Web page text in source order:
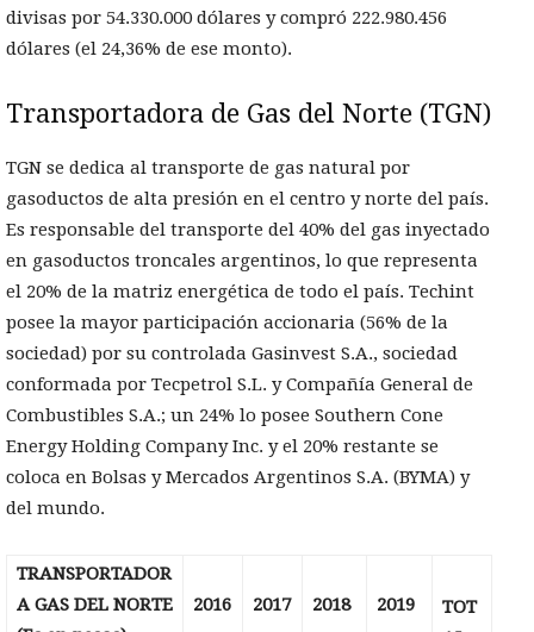
divisas por 54.330.000 dólares y compró 222.980.456
dólares (el 24,36% de ese monto).
Transportadora de Gas del Norte (TGN)
TGN se dedica al transporte de gas natural por
gasoductos de alta presión en el centro y norte del país.
Es responsable del transporte del 40% del gas inyectado
en gasoductos troncales argentinos, lo que representa
el 20% de la matriz energética de todo el país. Techint
posee la mayor participación accionaria (56% de la
sociedad) por su controlada Gasinvest S.A., sociedad
conformada por Tecpetrol S.L. y Compañía General de
Combustibles S.A.; un 24% lo posee Southern Cone
Energy Holding Company Inc. y el 20% restante se
coloca en Bolsas y Mercados Argentinos S.A. (BYMA) y
del mundo.
TRANSPORTADOR
A GAS DEL NORTE
2016 2017 2018 2019
TOT